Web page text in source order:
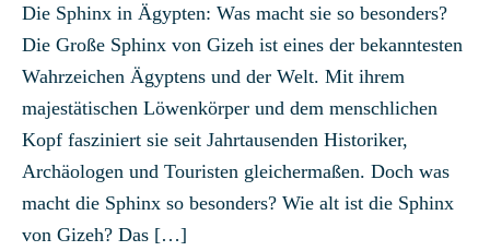
Die Sphinx in Ägypten: Was macht sie so besonders?
Die Große Sphinx von Gizeh ist eines der bekanntesten
Wahrzeichen Ägyptens und der Welt. Mit ihrem
majestätischen Löwenkörper und dem menschlichen
Kopf fasziniert sie seit Jahrtausenden Historiker,
Archäologen und Touristen gleichermaßen. Doch was
macht die Sphinx so besonders? Wie alt ist die Sphinx
von Gizeh? Das […]